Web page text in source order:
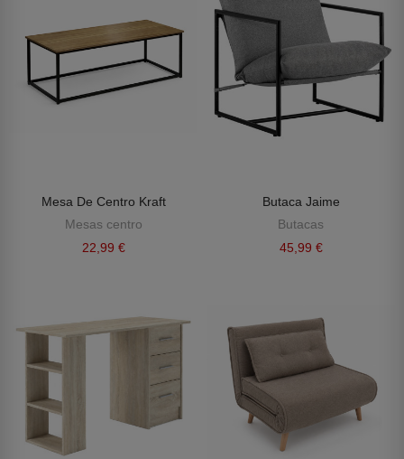
Mesa De Centro Kraft
Mesas centro
22,99 €
Butaca Jaime
Butacas
45,99 €